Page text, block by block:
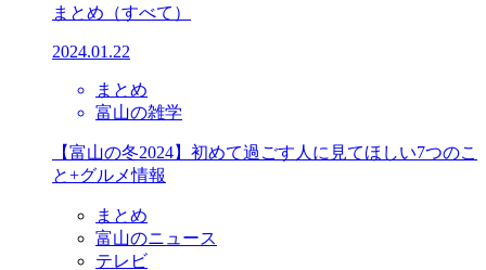
まとめ （すべて）
2024.01.22
まとめ
富山の雑学
【富山の冬2024】初めて過ごす人に見てほしい7つのこ
と+グルメ情報
まとめ
富山のニュース
テレビ